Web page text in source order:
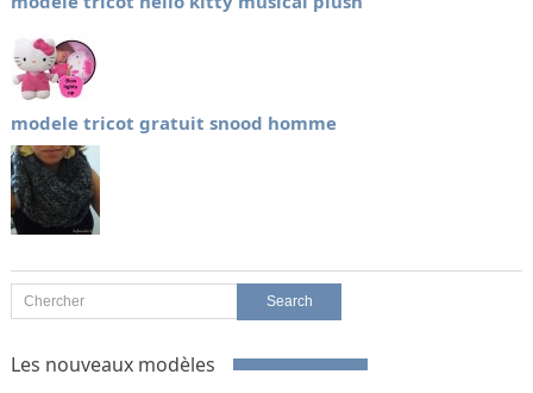
modele tricot gratuit snood homme
Les nouveaux modèles